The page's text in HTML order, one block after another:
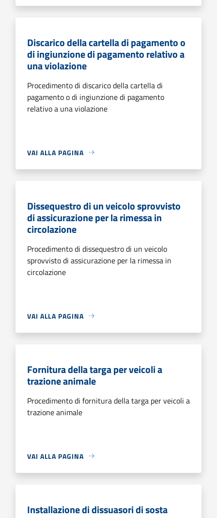
Discarico della cartella di pagamento o
di ingiunzione di pagamento relativo a
una violazione
Procedimento di discarico della cartella di
pagamento o di ingiunzione di pagamento
relativo a una violazione
VAI ALLA PAGINA
Dissequestro di un veicolo sprovvisto
di assicurazione per la rimessa in
circolazione
Procedimento di dissequestro di un veicolo
sprovvisto di assicurazione per la rimessa in
circolazione
VAI ALLA PAGINA
Fornitura della targa per veicoli a
trazione animale
Procedimento di fornitura della targa per veicoli a
trazione animale
VAI ALLA PAGINA
Installazione di dissuasori di sosta